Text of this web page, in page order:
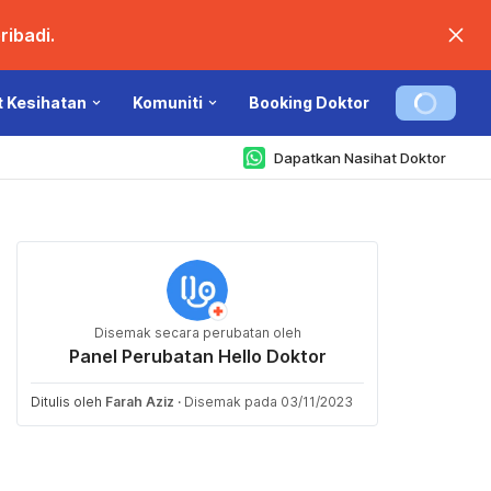
Kesihatan Komuniti Booking Doktor
Dapatkan Nasihat Doktor
Disemak secara perubatan oleh
Panel Perubatan Hello Doktor
Ditulis oleh Farah Aziz · Disemak pada 03/11/2023